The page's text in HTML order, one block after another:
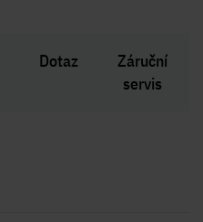
Dotaz
Záruční
servis